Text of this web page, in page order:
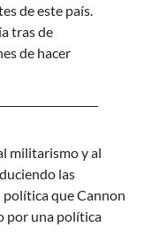
de este país.
tras de
de hacer
militarismo y al
las
que Cannon
por una política